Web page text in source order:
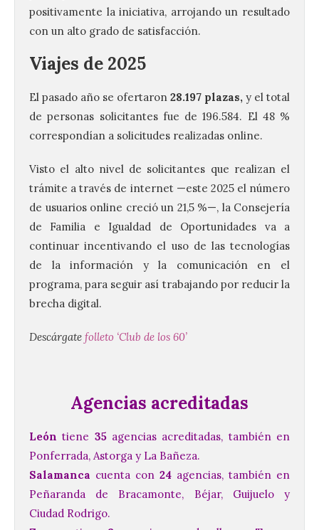
positivamente la iniciativa, arrojando un resultado
con un alto grado de satisfacción.
Viajes de 2025
El pasado año se ofertaron 28.197 plazas, y el total
de personas solicitantes fue de 196.584. El 48 %
correspondían a solicitudes realizadas online.
Visto el alto nivel de solicitantes que realizan el
trámite a través de internet —este 2025 el número
de usuarios online creció un 21,5 %—, la Consejería
de Familia e Igualdad de Oportunidades va a
continuar incentivando el uso de las tecnologías
de la información y la comunicación en el
programa, para seguir así trabajando por reducir la
brecha digital.
Descárgate folleto ‘Club de los 60’
Agencias acreditadas
León tiene 35agencias acreditadas, también en
Ponferrada, Astorga y La Bañeza.
Salamanca cuenta con 24 agencias, también en
Peñaranda de Bracamonte, Béjar, Guijuelo y
Ciudad Rodrigo.